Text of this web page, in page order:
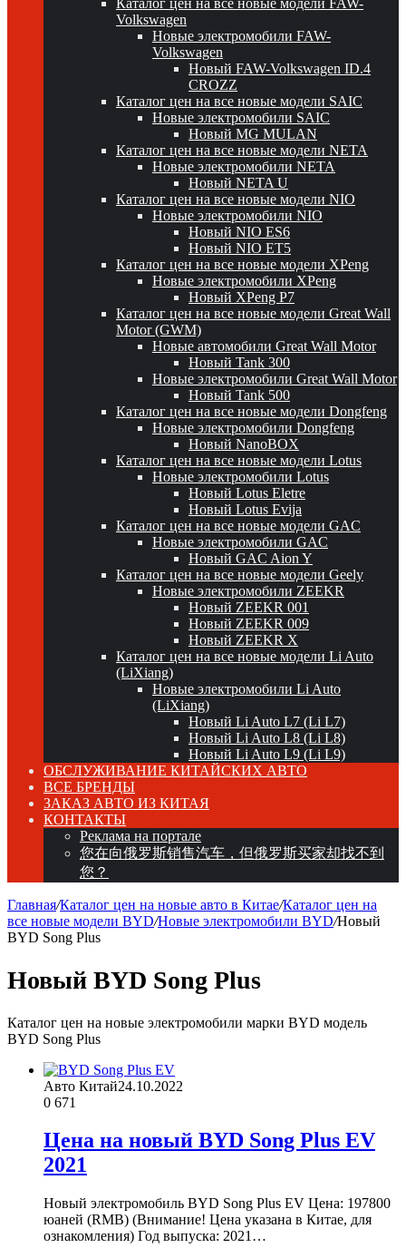
Каталог цен на все новые модели FAW-
Volkswagen
Новые электромобили FAW-
Volkswagen
Новый FAW-Volkswagen ID.4
CROZZ
Каталог цен на все новые модели SAIC
Новые электромобили SAIC
Новый MG MULAN
Каталог цен на все новые модели NETA
Новые электромобили NETA
Новый NETA U
Каталог цен на все новые модели NIO
Новые электромобили NIO
Новый NIO ES6
Новый NIO ET5
Каталог цен на все новые модели XPeng
Новые электромобили XPeng
Новый XPeng P7
Каталог цен на все новые модели Great Wall
Motor (GWM)
Новые автомобили Great Wall Motor
Новый Tank 300
Новые электромобили Great Wall Motor
Новый Tank 500
Каталог цен на все новые модели Dongfeng
Новые электромобили Dongfeng
Новый NanoBOX
Каталог цен на все новые модели Lotus
Новые электромобили Lotus
Новый Lotus Eletre
Новый Lotus Evija
Каталог цен на все новые модели GAC
Новые электромобили GAC
Новый GAC Aion Y
Каталог цен на все новые модели Geely
Новые электромобили ZEEKR
Новый ZEEKR 001
Новый ZEEKR 009
Новый ZEEKR X
Каталог цен на все новые модели Li Auto
(LiXiang)
Новые электромобили Li Auto
(LiXiang)
Новый Li Auto L7 (Li L7)
Новый Li Auto L8 (Li L8)
Новый Li Auto L9 (Li L9)
ОБСЛУЖИВАНИЕ КИТАЙСКИХ АВТО
ВСЕ БРЕНДЫ
ЗАКАЗ АВТО ИЗ КИТАЯ
КОНТАКТЫ
Реклама на портале
您在向俄罗斯销售汽车，但俄罗斯买家却找不到
您？
Главная/Каталог цен на новые авто в Китае/Каталог цен на
все новые модели BYD/Новые электромобили BYD/Новый
BYD Song Plus
Новый BYD Song Plus
Каталог цен на новые электромобили марки BYD модель
BYD Song Plus
Авто Китай24.10.2022
0 671
Цена на новый BYD Song Plus EV
2021
Новый электромобиль BYD Song Plus EV Цена: 197800
юаней (RMB) (Внимание! Цена указана в Китае, для
ознакомления) Год выпуска: 2021…